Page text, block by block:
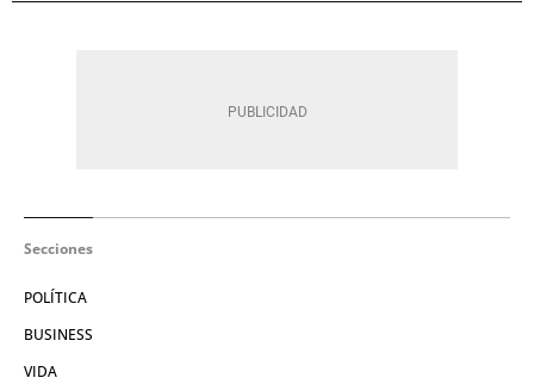
Secciones
POLÍTICA
BUSINESS
VIDA